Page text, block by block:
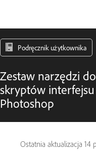
Podręcznik użytkownika
Zestaw narzędzi
skryptów
Photoshop
Ostatnia aktualizacja 14